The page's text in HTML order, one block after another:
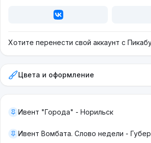
Хотите перенести свой аккаунт с
Цвета и оформление
Ивент "Города" - Норильск
Ивент Вомбата. Слово недели -